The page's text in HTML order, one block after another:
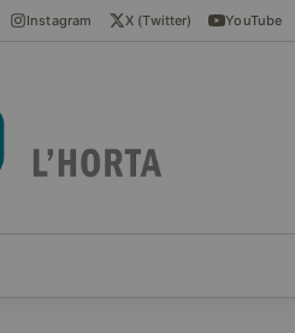
Instagram X (Twitter) YouTube